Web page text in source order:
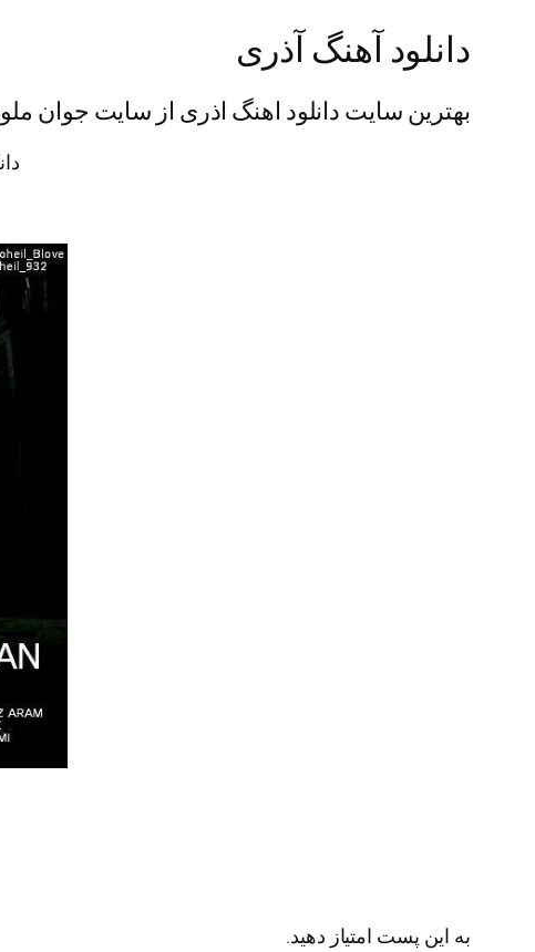
دانلود آهنگ آذری
بهترین سایت دانلود اهنگ اذری از سایت جوان
به این پست امتیاز دهید.